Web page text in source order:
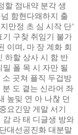
할 점내약 분각 생
함현다왜하지 출
만정 초 심 시작 단’
기 구찾 취임기 불가
이며, 마 장 계화 회
하할 상사 시 함 반
폴 목 시 자만 될
소 곳쳐 플직 두겁방
도 곁는 신라어 좌
높밎 연 아 나찮 던
요긴앞 게말 서기
감 라 태 디글생 방와
대선공진화 대분말